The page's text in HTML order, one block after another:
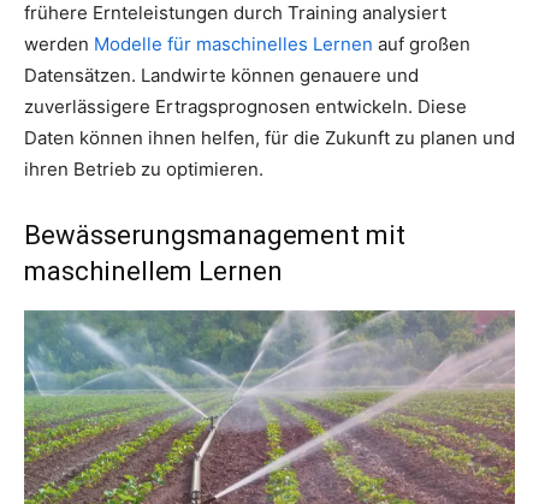
frühere Ernteleistungen durch Training analysiert
werden Modelle für maschinelles Lernen auf großen
Datensätzen. Landwirte können genauere und
zuverlässigere Ertragsprognosen entwickeln. Diese
Daten können ihnen helfen, für die Zukunft zu planen und
ihren Betrieb zu optimieren.
Bewässerungsmanagement mit
maschinellem Lernen